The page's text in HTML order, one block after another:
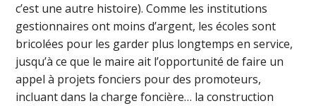
c’est une autre histoire). Comme les institutions
gestionnaires ont moins d’argent, les écoles sont
bricolées pour les garder plus longtemps en service,
jusqu’à ce que le maire ait l’opportunité de faire un
appel à projets fonciers pour des promoteurs,
incluant dans la charge foncière… la construction